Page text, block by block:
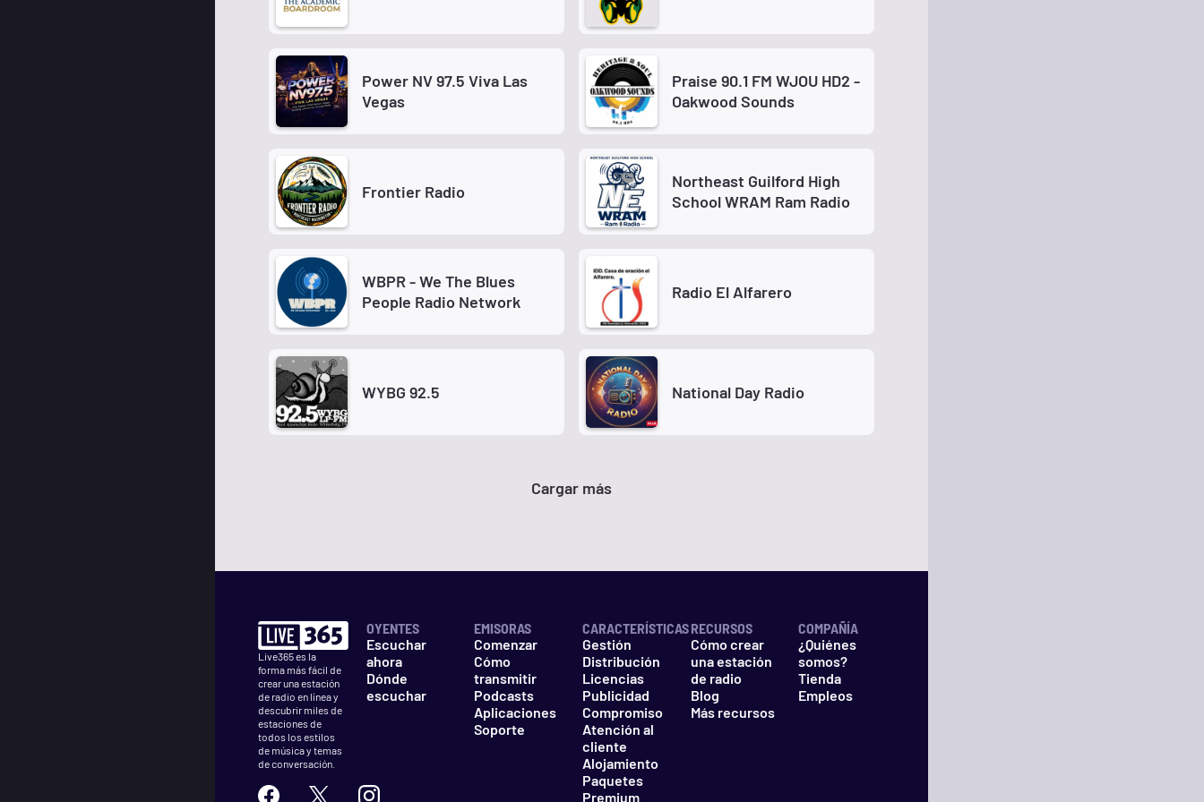
Power NV 97.5 Viva Las
Vegas
Praise 90.1 FM WJOU HD2 -
Oakwood Sounds
Frontier Radio
Northeast Guilford High
School WRAM Ram Radio
WBPR - We The Blues
People Radio Network
Radio El Alfarero
WYBG 92.5 National Day Radio
Cargar más
Live365 es la
forma más fácil de
crear una estación
de radio en línea y
descubrir miles de
estaciones de
todos los estilos
de música y temas
de conversación.
OYENTES
Escuchar
ahora
Dónde
escuchar
EMISORAS
Comenzar
Cómo
transmitir
Podcasts
Aplicaciones
Soporte
CARACTERÍSTICAS
Gestión
Distribución
Licencias
Publicidad
Compromiso
Atención al
cliente
Alojamiento
Paquetes
Premium
RECURSOS
Cómo crear
una estación
de radio
Blog
Más recursos
COMPAÑÍA
¿Quiénes
somos?
Tienda
Empleos